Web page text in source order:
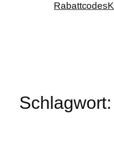
Rabattcodes